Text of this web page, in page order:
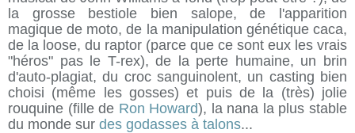
la grosse bestiole bien salope, de l'apparition
magique de moto, de la manipulation génétique caca,
de la loose, du raptor (parce que ce sont eux les vrais
"héros" pas le T-rex), de la perte humaine, un brin
d'auto-plagiat, du croc sanguinolent, un casting bien
choisi (même les gosses) et puis de la (très) jolie
rouquine (fille de Ron Howard), la nana la plus stable
du monde sur des godasses à talons...